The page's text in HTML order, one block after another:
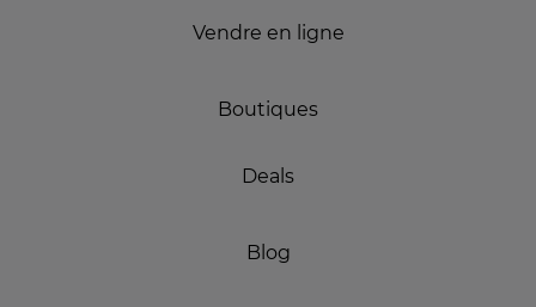
Vendre en ligne
Boutiques
Deals
Blog